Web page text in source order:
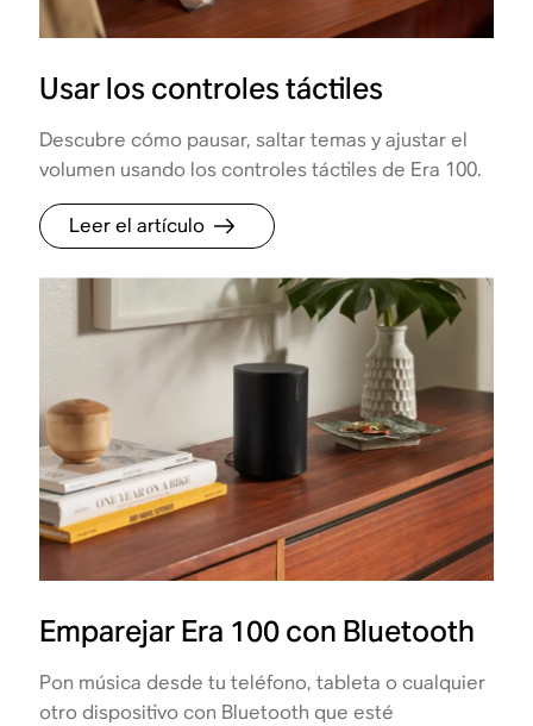
Usar los controles táctiles
Descubre cómo pausar, saltar temas y ajustar el
volumen usando los controles táctiles de Era 100.
Leer el artículo
Emparejar Era 100 con Bluetooth
Pon música desde tu teléfono, tableta o cualquier
otro dispositivo con Bluetooth que esté